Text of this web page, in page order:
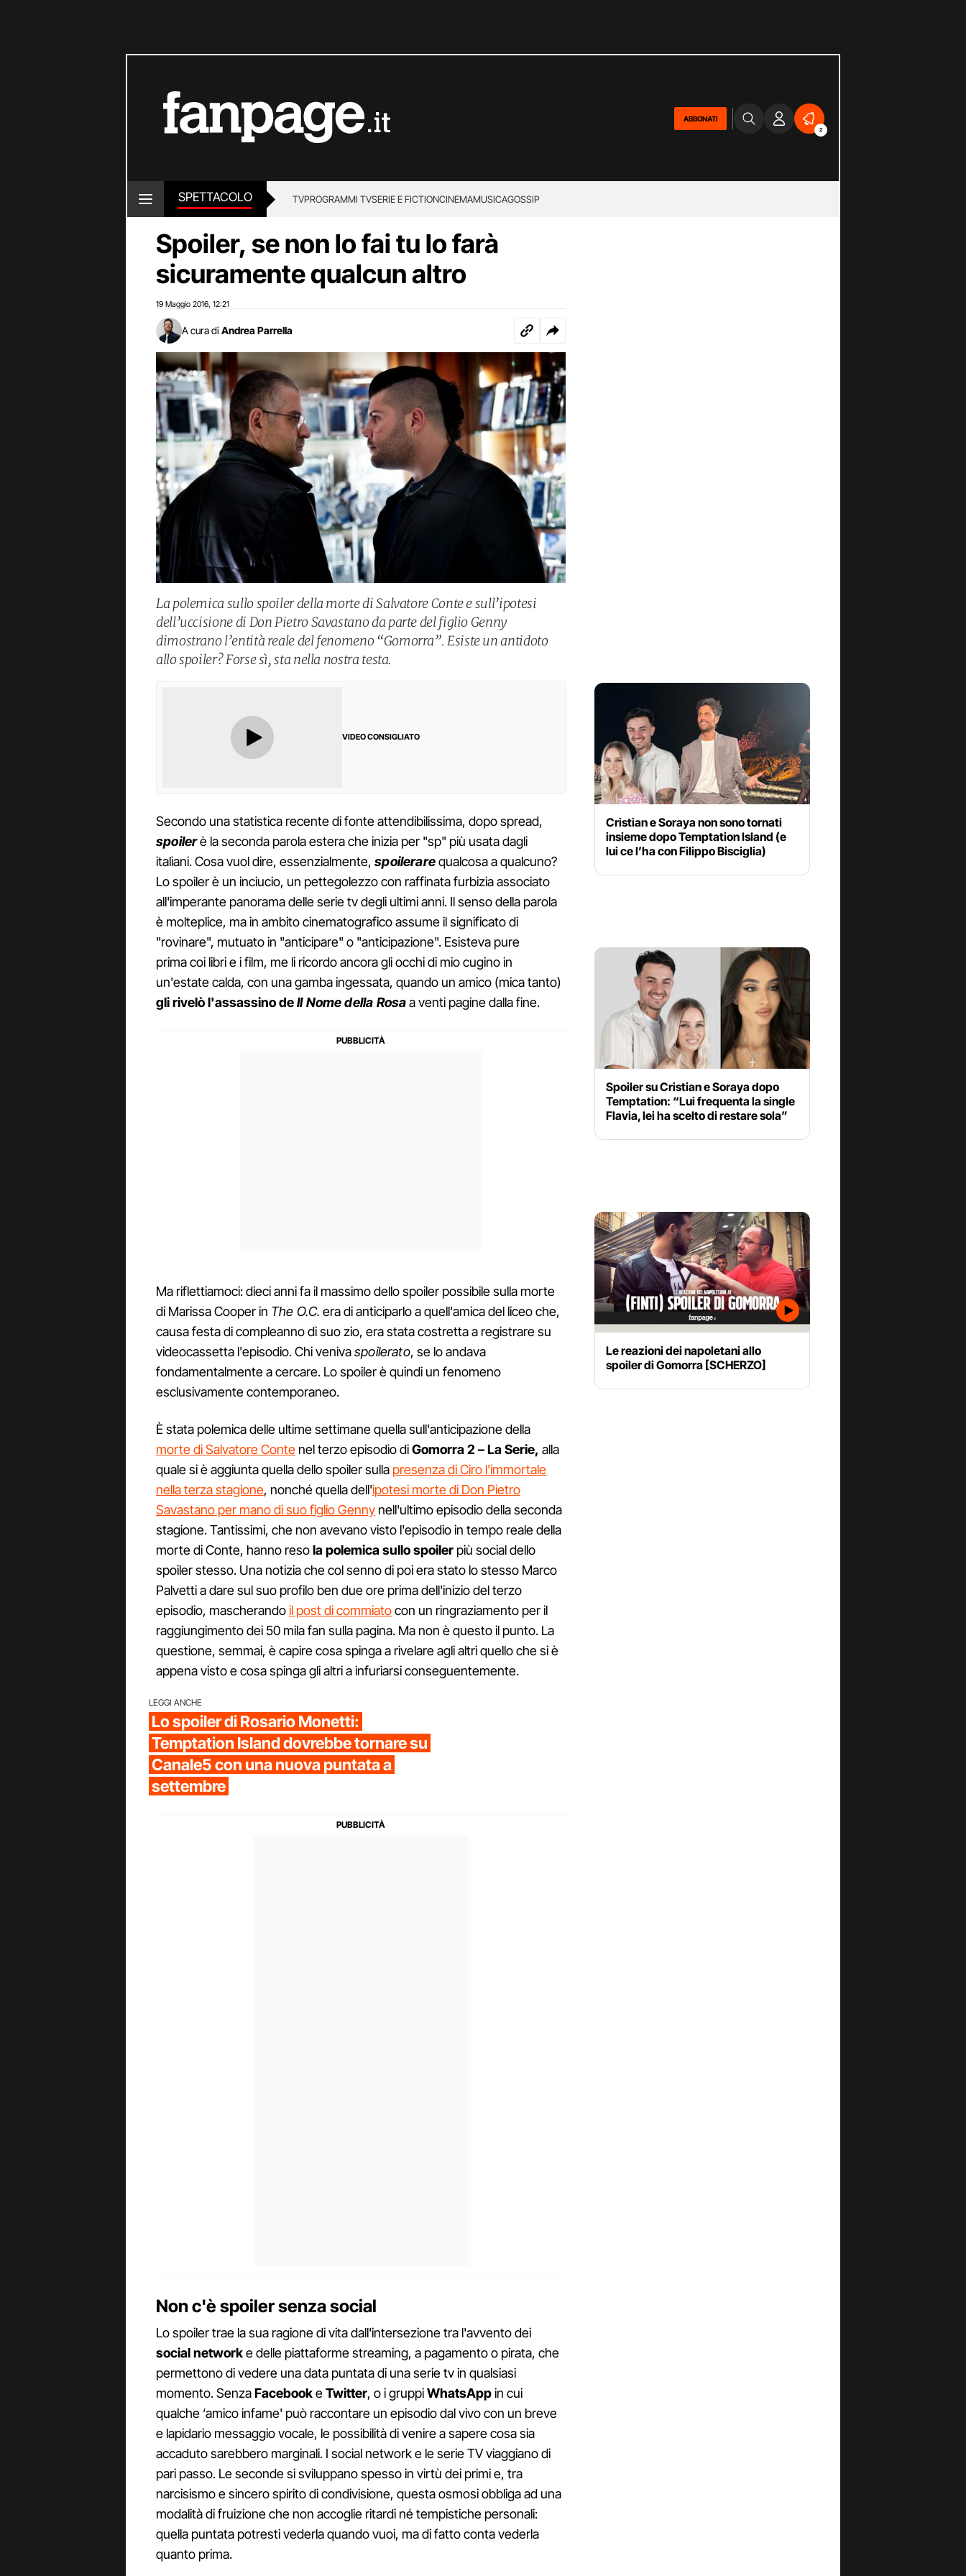
ABBONATI
2
SPETTACOLO TVPROGRAMMI TVSERIE E FICTIONCINEMAMUSICAGOSSIP
Spoiler, se non lo fai tu lo farà
sicuramente qualcun altro
19 Maggio 2016 12:21
A cura di Andrea Parrella
La polemica sullo spoiler della morte di Salvatore Conte e sull’ipotesi
dell’uccisione di Don Pietro Savastano da parte del figlio Genny
dimostrano l’entità reale del fenomeno “Gomorra”. Esiste un antidoto
allo spoiler? Forse sì, sta nella nostra testa.
VIDEO CONSIGLIATO
Secondo una statistica recente di fonte attendibilissima, dopo spread,
spoilerè la seconda parola estera che inizia per "sp" più usata dagli
italiani. Cosa vuol dire, essenzialmente, spoilerarequalcosa a qualcuno?
Lo spoiler è un inciucio, un pettegolezzo con raffinata furbizia associato
all'imperante panorama delle serie tv degli ultimi anni. Il senso della parola
è molteplice, ma in ambito cinematografico assume il significato di
"rovinare", mutuato in "anticipare" o "anticipazione". Esisteva pure
prima coi libri e i film, me li ricordo ancora gli occhi di mio cugino in
un'estate calda, con una gamba ingessata, quando un amico (mica tanto)
gli rivelò l'assassino deIl Nome della Rosaa venti pagine dalla fine.
Ma riflettiamoci: dieci anni fa il massimo dello spoiler possibile sulla morte
di Marissa Cooper in The O.C. era di anticiparlo a quell'amica del liceo che,
causa festa di compleanno di suo zio, era stata costretta a registrare su
videocassetta l'episodio. Chi venivaspoilerato, se lo andava
fondamentalmente a cercare. Lo spoiler è quindi un fenomeno
esclusivamente contemporaneo.
È stata polemica delle ultime settimane quella sull'anticipazione della
morte di Salvatore Conte nel terzo episodio diGomorra 2 – La Serie, alla
quale si è aggiunta quella dello spoiler sulla presenza di Ciro l'immortale
nella terza stagione, nonché quella dell'ipotesi morte di Don Pietro
Savastano per mano di suo figlio Genny nell'ultimo episodio della seconda
stagione. Tantissimi, che non avevano visto l'episodio in tempo reale della
morte di Conte, hanno resola polemica sullo spoiler più social dello
spoiler stesso. Una notizia che col senno di poi era stato lo stesso Marco
Palvetti a dare sul suo profilo ben due ore prima dell'inizio del terzo
episodio, mascherandoil post di commiatocon un ringraziamento per il
raggiungimento dei 50 mila fan sulla pagina. Ma non è questo il punto. La
questione, semmai, è capire cosa spinga a rivelare agli altri quello che si è
appena visto e cosa spinga gli altri a infuriarsi conseguentemente.
LEGGI ANCHE
Lo spoiler di Rosario Monetti:
Temptation Island dovrebbe tornare su
Canale5 con una nuova puntata a
settembre
Non c'è spoiler senza social
Lo spoiler trae la sua ragione di vita dall'intersezione tra l'avvento dei
social networke delle piattaforme streaming, a pagamento o pirata, che
permettono di vedere una data puntata di una serie tv in qualsiasi
momento. SenzaFacebookeTwitter, o i gruppiWhatsAppin cui
qualche ‘amico infame' può raccontare un episodio dal vivo con un breve
e lapidario messaggio vocale, le possibilità di venire a sapere cosa sia
accaduto sarebbero marginali. I social network e le serie TV viaggiano di
pari passo. Le seconde si sviluppano spesso in virtù dei primi e, tra
narcisismo e sincero spirito di condivisione, questa osmosi obbliga ad una
modalità di fruizione che non accoglie ritardi né tempistiche personali:
quella puntata potresti vederla quando vuoi, ma di fatto conta vederla
quanto prima.
Cristian e Soraya non sono tornati
insieme dopo Temptation Island (e
lui ce l’ha con Filippo Bisciglia)
Spoiler su Cristian e Soraya dopo
Temptation: “Lui frequenta la single
Flavia, lei ha scelto di restare sola”
Le reazioni dei napoletani allo
spoiler di Gomorra [SCHERZO]